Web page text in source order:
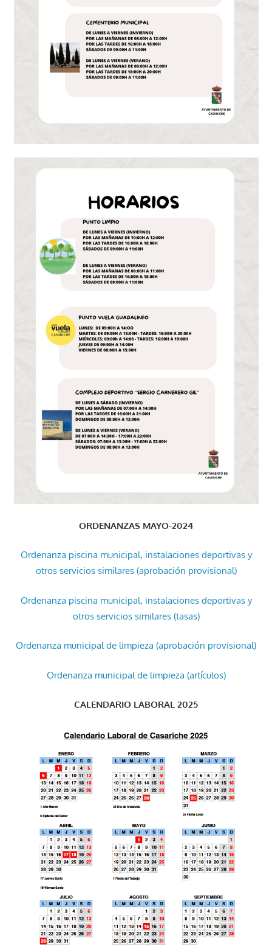
ORDENANZAS MAYO-2024
Ordenanza piscina municipal, instalaciones deportivas y
otros servicios similares (aprobación provisional)
Ordenanza piscina municipal, instalaciones deportivas y
otros servicios similares (tasas)
Ordenanza municipal de limpieza (aprobación provisional)
Ordenanza municipal de limpieza (artículos)
CALENDARIO LABORAL 2025